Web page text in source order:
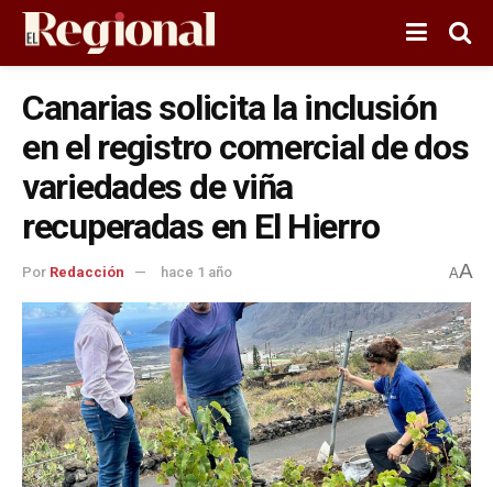
Canarias solicita la inclusión
en el registro comercial de dos
variedades de viña
recuperadas en El Hierro
Por Redacción hace 1 año AA